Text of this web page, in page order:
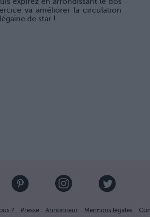
va améliorer la circulation
de star !
? Presse Annonceur Mentions légales